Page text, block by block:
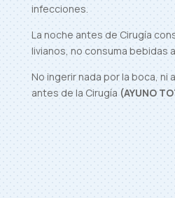
infecciones.
La noche antes de Cirugía
livianos, no consuma bebidas
No ingerir nada por la boca, ni
antes de la Cirugía (AYUNO